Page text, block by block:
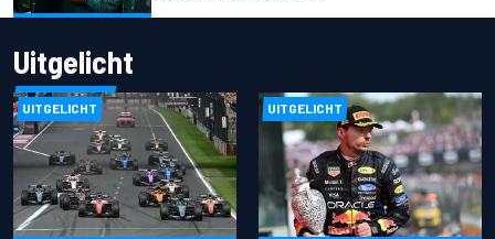
Uitgelicht
UITGELICHT UITGELICHT